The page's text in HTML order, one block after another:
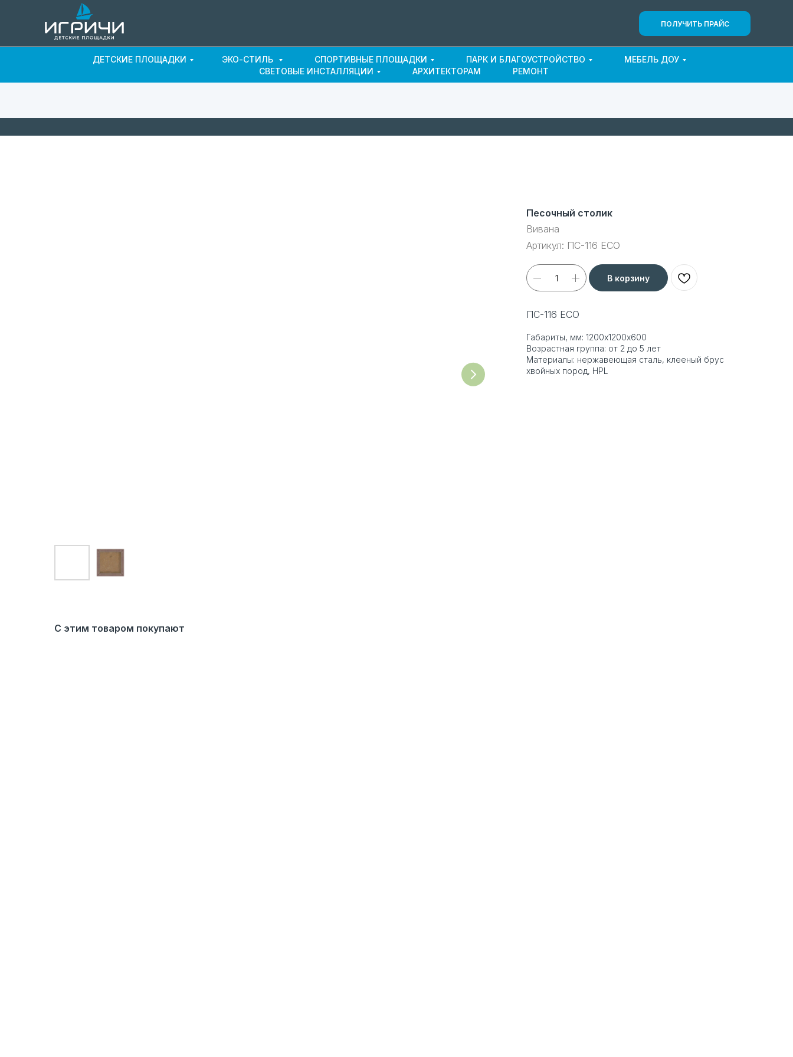
ПОЛУЧИТЬ ПРАЙС
ДЕТСКИЕ ПЛОЩАДКИ ЭКО-СТИЛЬ СПОРТИВНЫЕ ПЛОЩАДКИ ПАРК И БЛАГОУСТРОЙСТВО
МЕБЕЛЬ ДОУ
СВЕТОВЫЕ ИНСТАЛЛЯЦИИ
АРХИТЕКТОРАМ РЕМОНТ
Песочный столик
Вивана
Артикул: ПС-116 ECO
В корзину
ПС-116 ECO
Габариты, мм: 1200х1200х600
Возрастная группа: от 2 до 5 лет
Материалы: нержавеющая сталь, клееный брус
хвойных пород, HPL
С этим товаром покупают